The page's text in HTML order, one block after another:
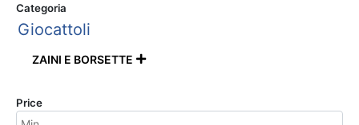
Categoria
Giocattoli
ZAINI E BORSETTE 
Price